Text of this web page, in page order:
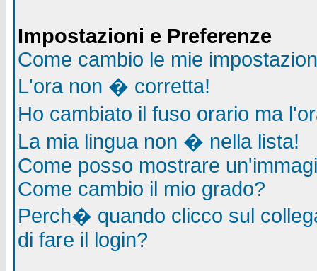
Impostazioni e Preferenze
Come cambio le mie
L'ora non � corretta!
Ho cambiato il fuso orario ma
La mia lingua non � nella lista!
Come posso mostrare
Come cambio il mio grado?
Perch� quando clicco sul
di fare il login?